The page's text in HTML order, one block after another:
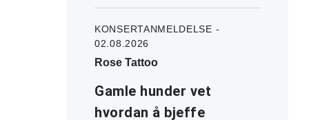
KONSERTANMELDELSE -
02.08.2026
Rose Tattoo
Gamle hunder vet
hvordan å bjeffe